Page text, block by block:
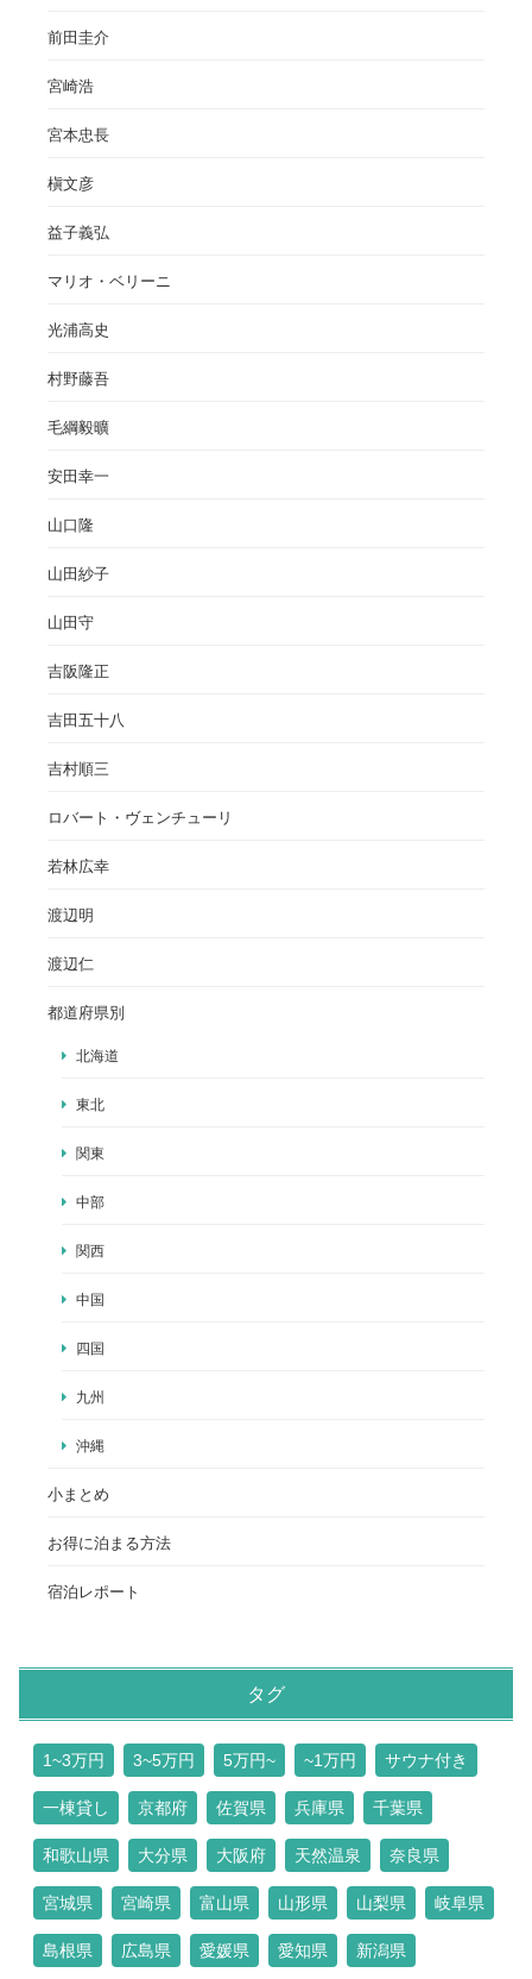
前田圭介
宮崎浩
宮本忠長
槇文彦
益子義弘
マリオ・ベリーニ
光浦高史
村野藤吾
毛綱毅曠
安田幸一
山口隆
山田紗子
山田守
吉阪隆正
吉田五十八
吉村順三
ロバート・ヴェンチューリ
若林広幸
渡辺明
渡辺仁
都道府県別
北海道
東北
関東
中部
関西
中国
四国
九州
沖縄
小まとめ
お得に泊まる方法
宿泊レポート
タグ
1~3万円 3~5万円 5万円~ ~1万円 サウナ付き
一棟貸し 京都府 佐賀県 兵庫県 千葉県
和歌山県 大分県 大阪府 天然温泉 奈良県
宮城県 宮崎県 富山県 山形県 山梨県 岐阜県
島根県 広島県 愛媛県 愛知県 新潟県